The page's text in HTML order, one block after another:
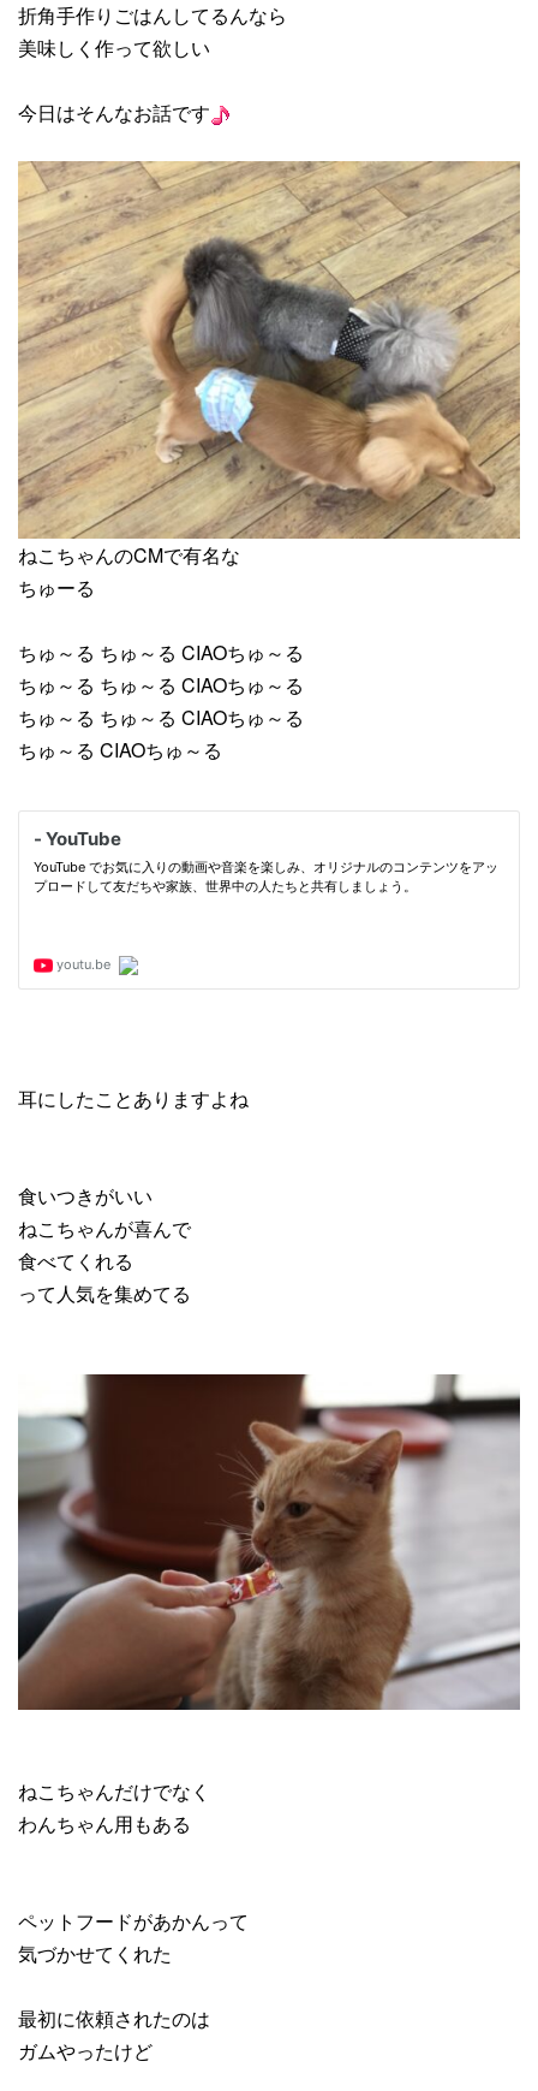
折角手作りごはんしてるんなら
美味しく作って欲しい
今日はそんなお話です
ねこちゃんのCMで有名な
ちゅーる
ちゅ～る ちゅ～る CIAOちゅ～る
ちゅ～る ちゅ～る CIAOちゅ～る
ちゅ～る ちゅ～る CIAOちゅ～る
ちゅ～る CIAOちゅ～る
耳にしたことありますよね
食いつきがいい
ねこちゃんが喜んで
食べてくれる
って人気を集めてる
ねこちゃんだけでなく
わんちゃん用もある
ペットフードがあかんって
気づかせてくれた
最初に依頼されたのは
ガムやったけど